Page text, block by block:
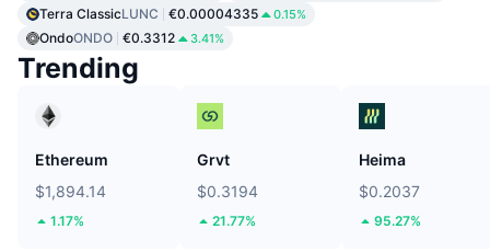
Terra ClassicLUNC €0.00004335 0.15%
OndoONDO €0.3312 3.41%
Trending
Ethereum
$1,894.14
1.17%
Grvt
$0.3194
21.77%
Heima
$0.2037
95.27%